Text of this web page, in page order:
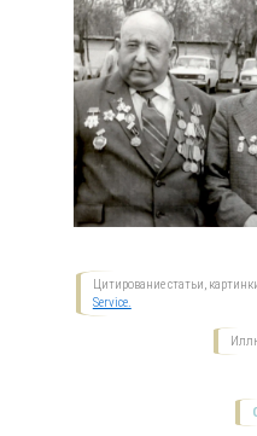
Цитирование статьи,
Service.